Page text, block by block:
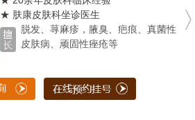
★ 肤康皮肤科坐诊医生
脱发、荨麻疹，腋臭、疤痕、真菌性
皮肤病、顽固性痤疮等